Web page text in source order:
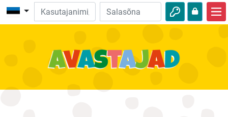
Piibliseiklused